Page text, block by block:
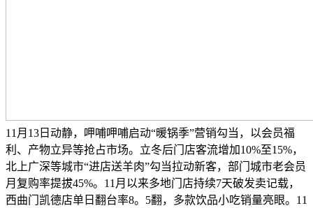
11月13日动静，呷哺呷哺启动“暖锅季”营销勾当，以会员福
利、产物立异等抢占市场。立冬后门店客流增加10%至15%，
北上广深等城市“进店送羊肉”勾当拉动新客，部门城市老会员
月复购率提拔45%。11月以来多地门店持续7天破发卖记载，
西曲门凯德店单日翻台率8。5翻，多款饮品小吃销量亮眼。11